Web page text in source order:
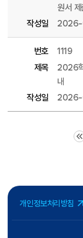
원서
작성일
번호
1119
제목
2026
내
작성일
처음 페이지
개인정보처리방침